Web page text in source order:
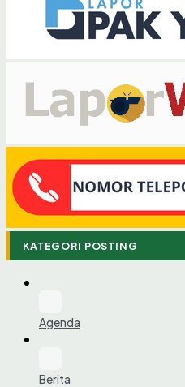
KATEGORI POSTING
Agenda
Berita